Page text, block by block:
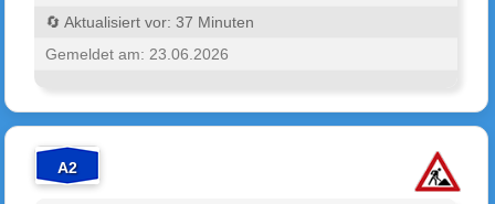
🔄 Aktualisiert vor: 37 Minuten
Gemeldet am: 23.06.2026
A2